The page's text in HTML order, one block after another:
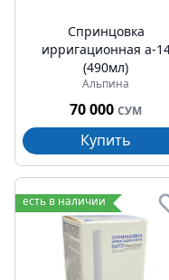
Спринцовка
ирригационная а-
(490мл)
Альпина
70 000 СУМ
Купить
есть в наличии